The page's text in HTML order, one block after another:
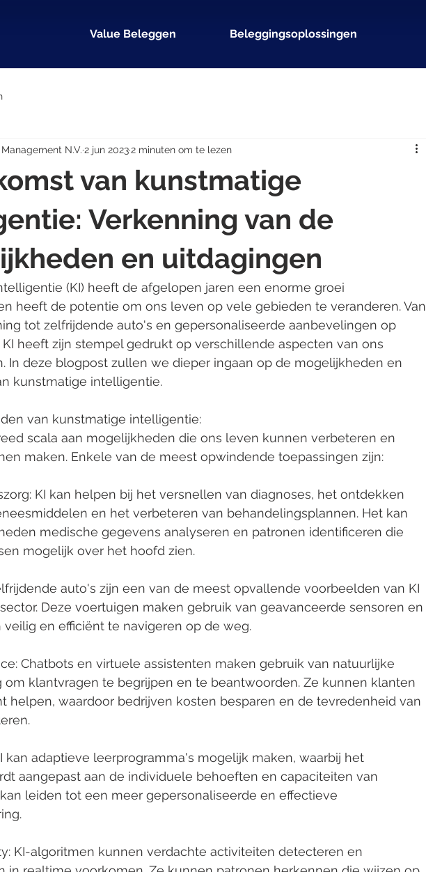
Value Beleggen Beleggingsoplossingen
van kunstmatige
Verkenning van de
en uitdagingen
N.V. 2 jun 20232 minuten om te lezen
(KI) heeft de afgelopen jaren een enorme groei
heeft de potentie om ons leven op vele gebieden te veranderen. Van
tot zelfrijdende auto's en gepersonaliseerde aanbevelingen op
heeft zijn stempel gedrukt op verschillende aspecten van ons
In deze blogpost zullen we dieper ingaan op de mogelijkheden en
kunstmatige intelligentie.
van kunstmatige intelligentie:
scala aan mogelijkheden die ons leven kunnen verbeteren en
maken. Enkele van de meest opwindende toepassingen zijn:
KI kan helpen bij het versnellen van diagnoses, het ontdekken
en het verbeteren van behandelingsplannen. Het kan
medische gegevens analyseren en patronen identificeren die
mogelijk over het hoofd zien.
auto's zijn een van de meest opvallende voorbeelden van KI
Deze voertuigen maken gebruik van geavanceerde sensoren en
en efficiënt te navigeren op de weg.
Chatbots en virtuele assistenten maken gebruik van natuurlijke
om klantvragen te begrijpen en te beantwoorden. Ze kunnen klanten
helpen, waardoor bedrijven kosten besparen en de tevredenheid van
kan adaptieve leerprogramma's mogelijk maken, waarbij het
aangepast aan de individuele behoeften en capaciteiten van
leiden tot een meer gepersonaliseerde en effectieve
KI-algoritmen kunnen verdachte activiteiten detecteren en